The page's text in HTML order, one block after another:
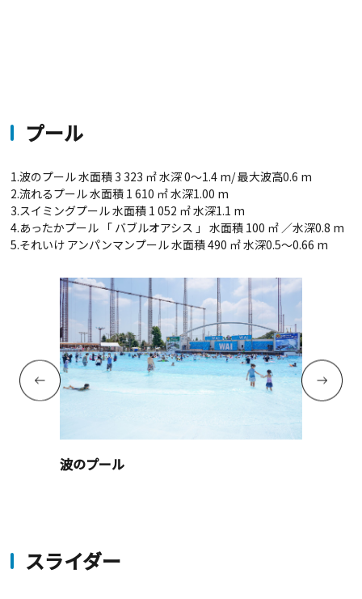
プール
1.波のプール 水面積 3 323 ㎡ 水深 0～1.4 m/ 最大波高0.6 m
2.流れるプール 水面積 1 610 ㎡ 水深1.00 m
3.スイミングプール 水面積 1 052 ㎡ 水深1.1 m
4.あったかプール 「 バブルオアシス 」 水面積 100 ㎡ ／水深0.8 m
5.それいけ アンパンマンプール 水面積 490 ㎡ 水深0.5～0.66 m
波のプール
スライダー